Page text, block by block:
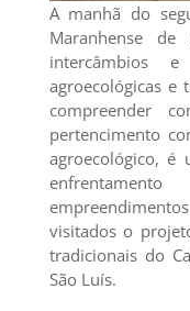
A manhã do
Maranhense
intercâmbios
agroecológicas e
compreender
pertencimento
agroecológico, é
visitados o
tradicionais do
São Luís.